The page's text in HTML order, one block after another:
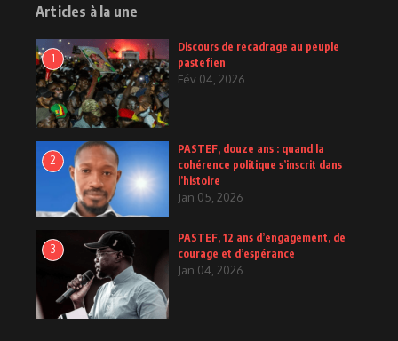
Articles à la une
1
Discours de recadrage au peuple
pastefien
Fév 04, 2026
2
PASTEF, douze ans : quand la
cohérence politique s’inscrit dans
l’histoire
Jan 05, 2026
3
PASTEF, 12 ans d’engagement, de
courage et d’espérance
Jan 04, 2026